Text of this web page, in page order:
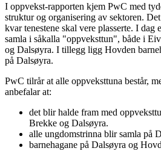
I oppvekst-rapporten kjem PwC med
struktur og organisering av sektoren.
kvar tenestene skal vere plasserte. I dag
samla i såkalla "oppveksttun", både i
og Dalsøyra. I tillegg ligg Hovden
på Dalsøyra.
PwC tilrår at alle oppveksttuna består,
anbefalar at:
det blir halde fram med
Brekke og Dalsøyra.
alle ungdomstrinna blir samla på
barnehagane på Dalsøyra og